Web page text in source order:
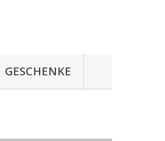
GESCHENKE